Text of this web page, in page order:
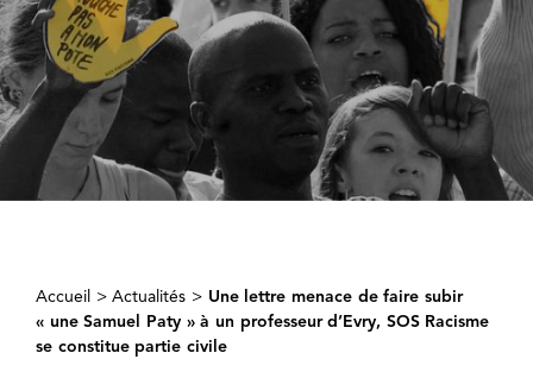
Accueil >Actualités > Une lettre menace de faire subir
« une Samuel Paty » à un professeur d’Evry, SOS Racisme
se constitue partie civile